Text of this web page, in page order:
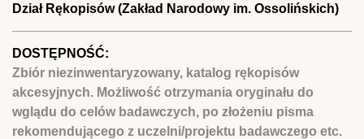
Dział Rękopisów (Zakład Narodowy im. Ossolińskich)
DOSTĘPNOŚĆ:
Zbiór niezinwentaryzowany, katalog rękopisów
akcesyjnych. Możliwość otrzymania oryginału do
wglądu do celów badawczych, po złożeniu pisma
rekomendującego z uczelni/projektu badawczego etc.